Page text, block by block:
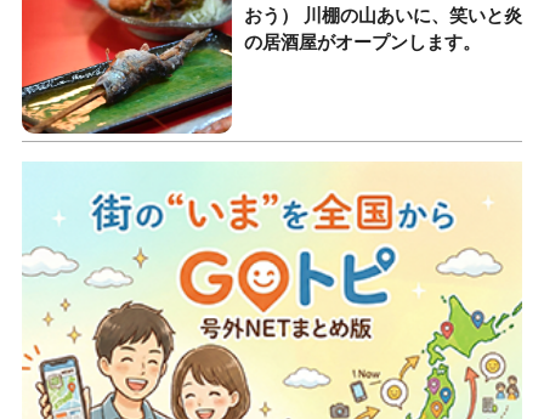
おう） 川棚の山あいに、笑いと炎
の居酒屋がオープンします。